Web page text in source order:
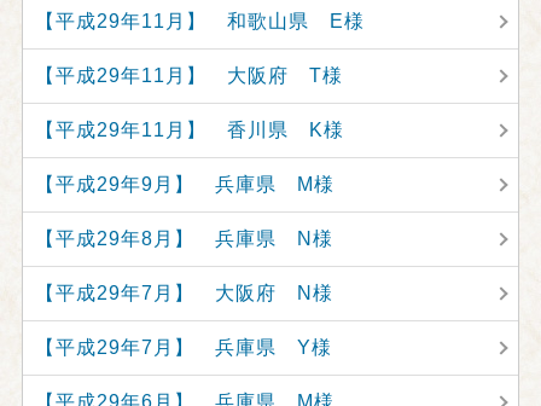
【平成29年11月】 和歌山県 E様
【平成29年11月】 大阪府 T様
【平成29年11月】 香川県 K様
【平成29年9月】 兵庫県 M様
【平成29年8月】 兵庫県 N様
【平成29年7月】 大阪府 N様
【平成29年7月】 兵庫県 Y様
【平成29年6月】 兵庫県 M様